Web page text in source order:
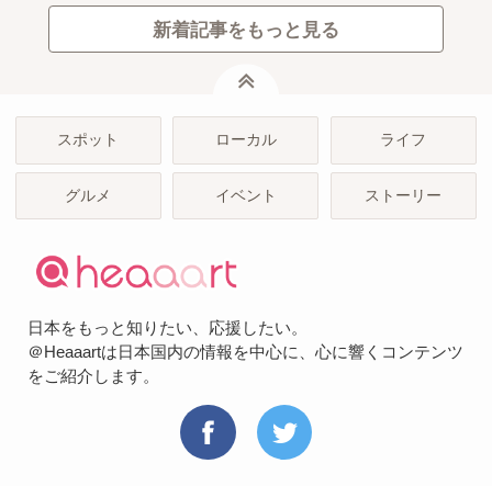
新着記事をもっと見る
スポット ローカル ライフ
グルメ イベント ストーリー
日本をもっと知りたい、応援したい。
＠Heaaartは日本国内の情報を中心に、心に響くコンテンツ
をご紹介します。